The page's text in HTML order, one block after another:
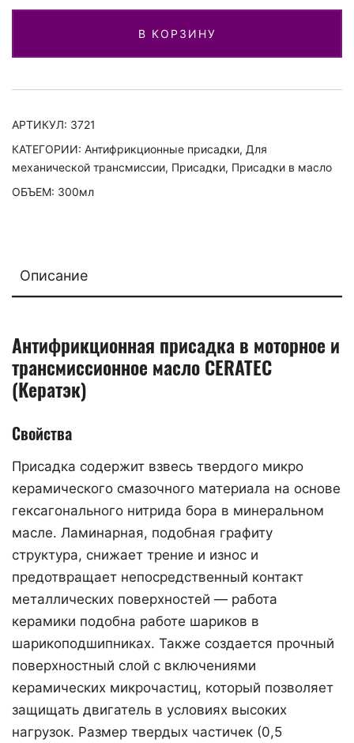
масло
Ceratec
В КОРЗИНУ
АРТИКУЛ: 3721
КАТЕГОРИИ: Антифрикционные присадки, Для
механической трансмиссии, Присадки, Присадки в масло
ОБЪЕМ: 300мл
Описание
Антифрикционная присадка в моторное и
трансмиссионное масло CERATEC
(Кератэк)
Свойства
Присадка содержит взвесь твердого микро
керамического смазочного материала на основе
гексагонального нитрида бора в минеральном
масле. Ламинарная, подобная графиту
структура, снижает трение и износ и
предотвращает непосредственный контакт
металлических поверхностей — работа
керамики подобна работе шариков в
шарикоподшипниках. Также создается прочный
поверхностный слой с включениями
керамических микрочастиц, который позволяет
защищать двигатель в условиях высоких
нагрузок. Размер твердых частичек (0,5